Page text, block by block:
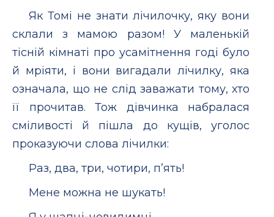
Як Томі не знати лічилочку, яку вони
склали з мамою разом! У маленькій
тісній кімнаті про усамітнення годі було
й мріяти, і вони вигадали лічилку, яка
означала, що не слід заважати тому, хто
її прочитав. Тож дівчинка набралася
сміливості й пішла до кущів, уголос
проказуючи слова лічилки:
Раз, два, три, чотири, п’ять!
Мене можна не шукать!